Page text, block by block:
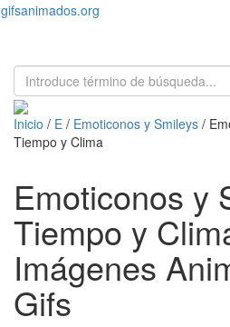
gifsanimados.org
Inicio / E / Emoticonos y Smileys /
Tiempo y Clima
Emoticonos y
Tiempo y
Imágenes
Gifs